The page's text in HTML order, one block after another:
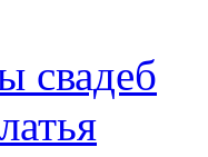
свадеб